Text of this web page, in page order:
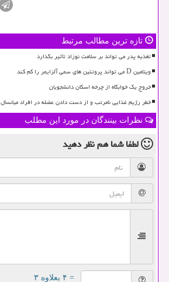
تازه ترین مطالب مرتبط
تغذیه پدر می تواند بر سلامت نوزاد تأثیر بگذارد
ویتامین D می تواند پروتئین های سمی آلزایمر را کم کند
خروج یک خوابگاه از چرخه اسکان دانشجویان
خطر رژیم غذایی نامرتب و از دست دادن عضله در افراد میانسال
نظرات بینندگان در مورد این مطلب
لطفا شما همنظر دهید
= ۴ بعلاوه ۳